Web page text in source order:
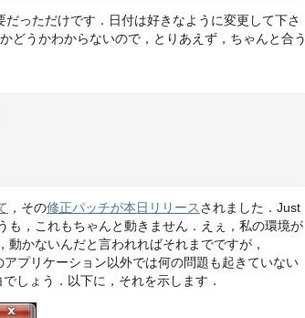
っただけです．日付は好きなように変更して下さ
どうかわからないので，とりあえず，ちゃんと合う
，その修正パッチが本日リリース されました．Just
も，これもちゃんと動きません．えぇ，私の環境が
かないんだと言われればそれまでですが，
プリケーション以外では何の問題も起きていない
しょう．以下に，それを示します．